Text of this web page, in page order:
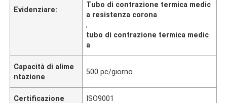
Evidenziare:
Tubo di contrazione termica medic
a resistenza corona
,
tubo di contrazione termica medic
a
Capacità di alime
ntazione
500 pc/giorno
Certificazione ISO9001